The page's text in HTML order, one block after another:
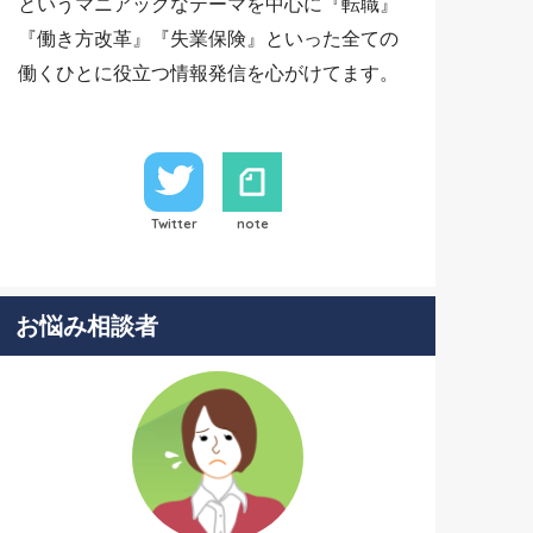
というマニアックなテーマを中心に『転職』
『働き方改革』『失業保険』といった全ての
働くひとに役立つ情報発信を心がけてます。
Twitter note
お悩み相談者